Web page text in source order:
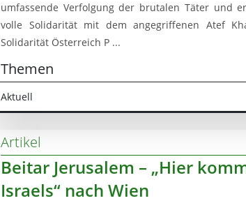
umfassende Verfolgung der brutalen Täter und
volle Solidarität mit dem angegriffenen Atef
Solidarität Österreich P ...
Themen
Aktuell
Artikel
Beitar Jerusalem – „Hier
Israels“ nach Wien